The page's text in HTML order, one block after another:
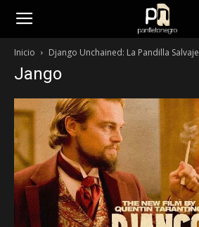
panfletonegro
Inicio Django Unchained: La Pandilla Salvaje
Jango